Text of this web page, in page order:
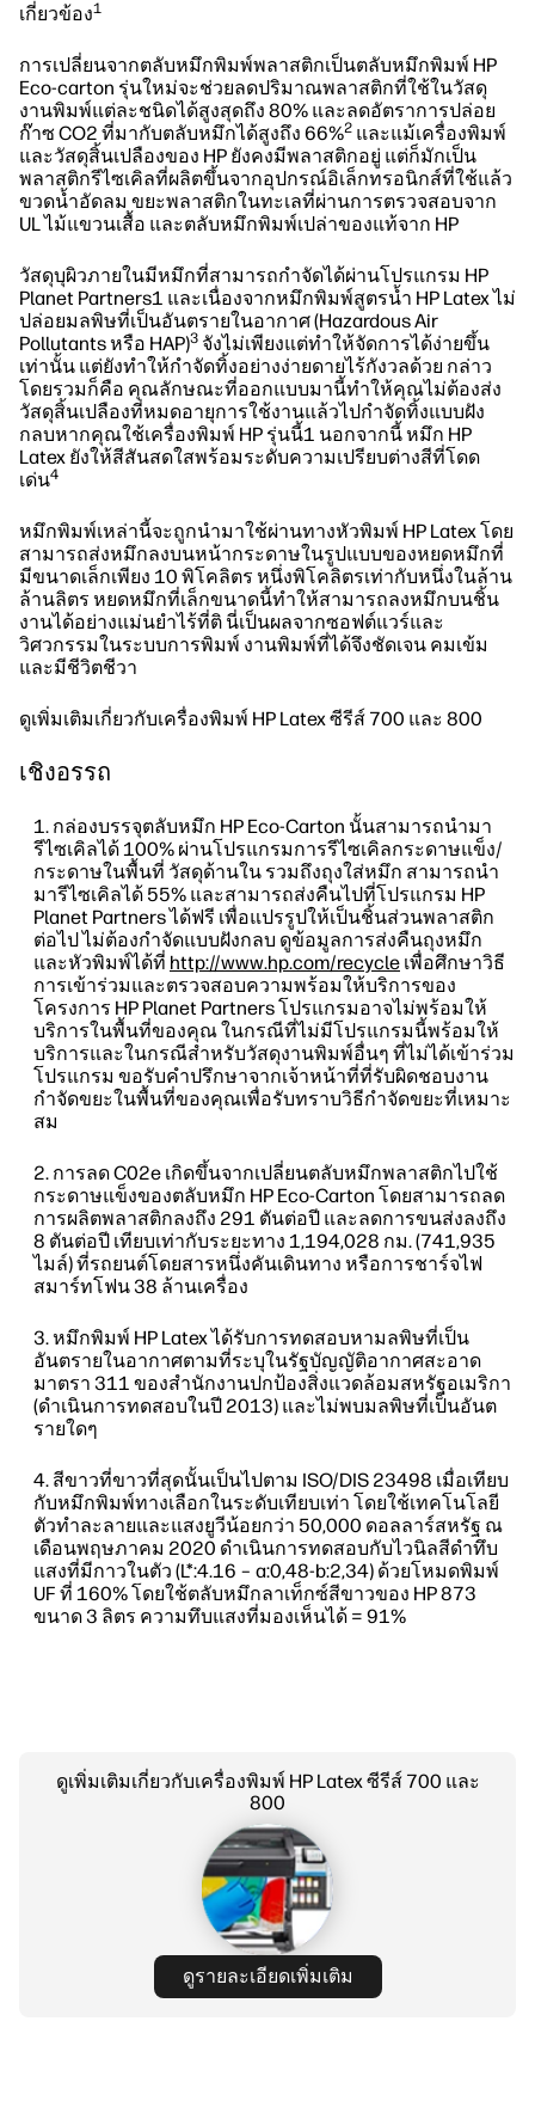
เกี่ยวข้อง1
การเปลี่ยนจากตลับหมึกพิมพ์พลาสติกเป็นตลับหมึกพิมพ์ HP
Eco-carton รุ่นใหม่จะช่วยลดปริมาณพลาสติกที่ใช้ในวัสดุ
งานพิมพ์แต่ละชนิดได้สูงสุดถึง 80% และลดอัตราการปล่อย
ก๊าซ CO2 ที่มากับตลับหมึกได้สูงถึง 66%2 และแม้เครื่องพิมพ์
และวัสดุสิ้นเปลืองของ HP ยังคงมีพลาสติกอยู่ แต่ก็มักเป็น
พลาสติกรีไซเคิลที่ผลิตขึ้นจากอุปกรณ์อิเล็กทรอนิกส์ที่ใช้แล้ว
ขวดน้ำอัดลม ขยะพลาสติกในทะเลที่ผ่านการตรวจสอบจาก
UL ไม้แขวนเสื้อ และตลับหมึกพิมพ์เปล่าของแท้จาก HP
วัสดุบุผิวภายในมีหมึกที่สามารถกำจัดได้ผ่านโปรแกรม HP
Planet Partners1 และเนื่องจากหมึกพิมพ์สูตรน้ำ HP Latex ไม่
ปล่อยมลพิษที่เป็นอันตรายในอากาศ (Hazardous Air
Pollutants หรือ HAP)3 จังไม่เพียงแต่ทำให้จัดการได้ง่ายขึ้น
เท่านั้น แต่ยังทำให้กำจัดทิ้งอย่างง่ายดายไร้กังวลด้วย กล่าว
โดยรวมก็คือ คุณลักษณะที่ออกแบบมานี้ทำให้คุณไม่ต้องส่ง
วัสดุสิ้นเปลืองที่หมดอายุการใช้งานแล้วไปกำจัดทิ้งแบบฝัง
กลบหากคุณใช้เครื่องพิมพ์ HP รุ่นนี้1 นอกจากนี้ หมึก HP
Latex ยังให้สีสันสดใสพร้อมระดับความเปรียบต่างสีที่โดด
เด่น4
หมึกพิมพ์เหล่านี้จะถูกนำมาใช้ผ่านทางหัวพิมพ์ HP Latex โดย
สามารถส่งหมึกลงบนหน้ากระดาษในรูปแบบของหยดหมึกที่
มีขนาดเล็กเพียง 10 พิโคลิตร หนึ่งพิโคลิตรเท่ากับหนึ่งในล้าน
ล้านลิตร หยดหมึกที่เล็กขนาดนี้ทำให้สามารถลงหมึกบนชิ้น
งานได้อย่างแม่นยำไร้ที่ติ นี่เป็นผลจากซอฟต์แวร์และ
วิศวกรรมในระบบการพิมพ์ งานพิมพ์ที่ได้จึงชัดเจน คมเข้ม
และมีชีวิตชีวา
ดูเพิ่มเติมเกี่ยวกับเครื่องพิมพ์ HP Latex ซีรีส์ 700 และ 800
เชิงอรรถ
กล่องบรรจุตลับหมึก HP Eco-Carton นั้นสามารถนำมา
รีไซเคิลได้ 100% ผ่านโปรแกรมการรีไซเคิลกระดาษแข็ง/
กระดาษในพื้นที่ วัสดุด้านใน รวมถึงถุงใส่หมึก สามารถนำ
มารีไซเคิลได้ 55% และสามารถส่งคืนไปที่โปรแกรม HP
Planet Partners ได้ฟรี เพื่อแปรรูปให้เป็นชิ้นส่วนพลาสติก
ต่อไป ไม่ต้องกำจัดแบบฝังกลบ ดูข้อมูลการส่งคืนถุงหมึก
และหัวพิมพ์ได้ที่ http://www.hp.com/recycle เพื่อศึกษาวิธี
การเข้าร่วมและตรวจสอบความพร้อมให้บริการของ
โครงการ HP Planet Partners โปรแกรมอาจไม่พร้อมให้
บริการในพื้นที่ของคุณ ในกรณีที่ไม่มีโปรแกรมนี้พร้อมให้
บริการและในกรณีสำหรับวัสดุงานพิมพ์อื่นๆ ที่ไม่ได้เข้าร่วม
โปรแกรม ขอรับคำปรึกษาจากเจ้าหน้าที่ที่รับผิดชอบงาน
กำจัดขยะในพื้นที่ของคุณเพื่อรับทราบวิธีกำจัดขยะที่เหมาะ
สม
การลด C02e เกิดขึ้นจากเปลี่ยนตลับหมึกพลาสติกไปใช้
กระดาษแข็งของตลับหมึก HP Eco-Carton โดยสามารถลด
การผลิตพลาสติกลงถึง 291 ตันต่อปี และลดการขนส่งลงถึง
8 ตันต่อปี เทียบเท่ากับระยะทาง 1,194,028 กม. (741,935
ไมล์) ที่รถยนต์โดยสารหนึ่งคันเดินทาง หรือการชาร์จไฟ
สมาร์ทโฟน 38 ล้านเครื่อง
หมึกพิมพ์ HP Latex ได้รับการทดสอบหามลพิษที่เป็น
อันตรายในอากาศตามที่ระบุในรัฐบัญญัติอากาศสะอาด
มาตรา 311 ของสํานักงานปกป้องสิ่งแวดล้อมสหรัฐอเมริกา
(ดำเนินการทดสอบในปี 2013) และไม่พบมลพิษที่เป็นอันต
รายใดๆ
สีขาวที่ขาวที่สุดนั้นเป็นไปตาม ISO/DIS 23498 เมื่อเทียบ
กับหมึกพิมพ์ทางเลือกในระดับเทียบเท่า โดยใช้เทคโนโลยี
ตัวทำละลายและแสงยูวีน้อยกว่า 50,000 ดอลลาร์สหรัฐ ณ
เดือนพฤษภาคม 2020 ดำเนินการทดสอบกับไวนิลสีดำทึบ
แสงที่มีกาวในตัว (L*:4.16 – a:0,48-b:2,34) ด้วยโหมดพิมพ์
UF ที่ 160% โดยใช้ตลับหมึกลาเท็กซ์สีขาวของ HP 873
ขนาด 3 ลิตร ความทึบแสงที่มองเห็นได้ = 91%
ดูเพิ่มเติมเกี่ยวกับเครื่องพิมพ์ HP Latex ซีรีส์ 700 และ
800
ดูรายละเอียดเพิ่มเติม